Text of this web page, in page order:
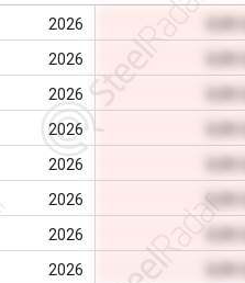
2026
2026
2026
2026
2026
2026 0,00
2026
2026